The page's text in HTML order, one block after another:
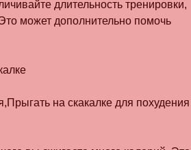
длительность тренировки,
может дополнительно помочь
на скакалке для похудения